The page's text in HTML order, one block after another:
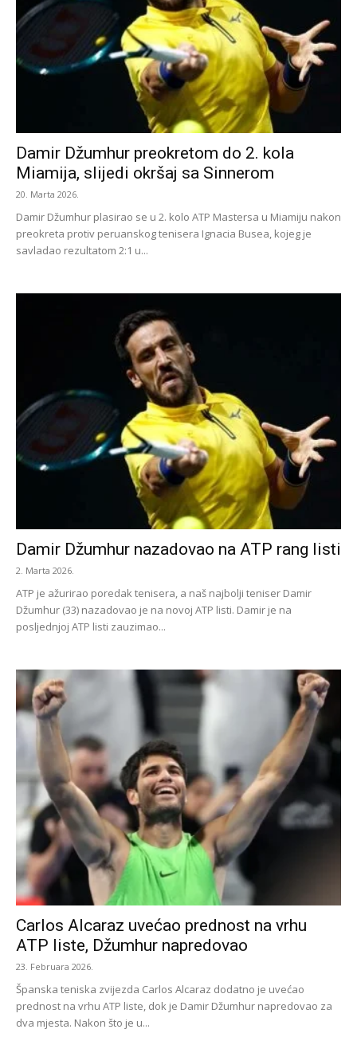
Damir Džumhur preokretom do 2. kola
Miamija, slijedi okršaj sa Sinnerom
20. Marta 2026.
Damir Džumhur plasirao se u 2. kolo ATP Mastersa u Miamiju nakon
preokreta protiv peruanskog tenisera Ignacia Busea, kojeg je
savladao rezultatom 2:1 u...
Damir Džumhur nazadovao na ATP rang listi
2. Marta 2026.
ATP je ažurirao poredak tenisera, a naš najbolji teniser Damir
Džumhur (33) nazadovao je na novoj ATP listi. Damir je na
posljednjoj ATP listi zauzimao...
Carlos Alcaraz uvećao prednost na vrhu
ATP liste, Džumhur napredovao
23. Februara 2026.
Španska teniska zvijezda Carlos Alcaraz dodatno je uvećao
prednost na vrhu ATP liste, dok je Damir Džumhur napredovao za
dva mjesta. Nakon što je u...